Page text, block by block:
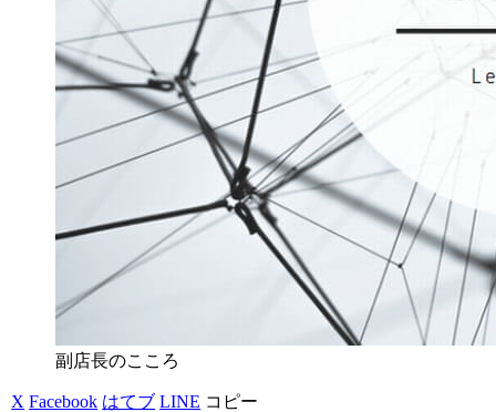
副店長のこころ
X Facebook はてブ LINE コピー